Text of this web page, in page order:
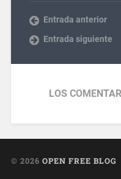
Entrada anterior
Entrada siguiente
LOS
© 2026 OPEN FREE BLOG